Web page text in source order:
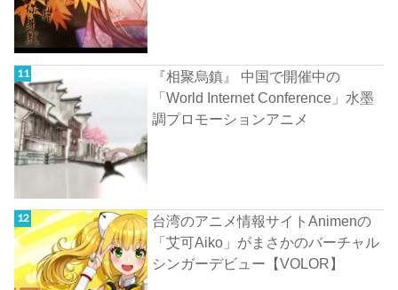
『相聚烏鎮』 中国で開催中の
「World Internet Conference」水墨
調プロモーションアニメ
台湾のアニメ情報サイトAnimenの
「艾可Aiko」がまさかのバーチャル
シンガーデビュー【VOLOR】